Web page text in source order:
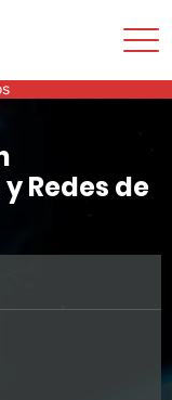
Redes de